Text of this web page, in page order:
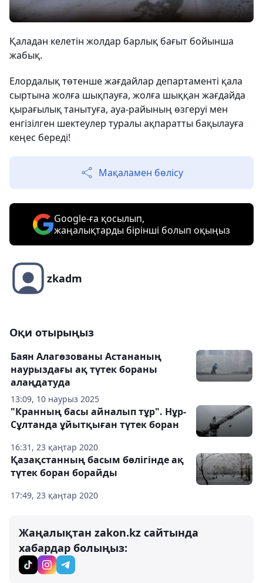
Қаладан келетін жолдар барлық бағыт бойынша
жабық.
Елордалық төтенше жағдайлар департаменті қала
сыртына жолға шықпауға, жолға шыққан жағдайда
қырағылық танытуға, ауа-райының өзгеруі мен
енгізілген шектеулер туралы ақпаратты бақылауға
кеңес береді!
Мақаламен бөлісу
Google-ға қосылып,
жаңалықтарды бірінші болып оқыңыз
zkadm
Оқи отырыңыз
13:09, 10 наурыз 2025
Баян Алагөзованы Астананың
наурыздағы ақ түтек бораны
алаңдатуда
16:31, 23 қаңтар 2020
"Кранның басы айналып тұр". Нұр-
Сұлтанда ұйытқыған түтек боран
17:49, 23 қаңтар 2020
Қазақстанның басым бөлігінде ақ
түтек боран борайды
Жаңалықтан zakon.kz сайтында
хабардар болыңыз: